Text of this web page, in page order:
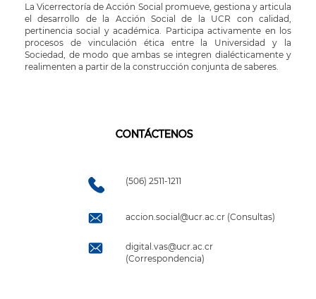
La Vicerrectoría de Acción Social promueve, gestiona y articula
el desarrollo de la Acción Social de la UCR con calidad,
pertinencia social y académica. Participa activamente en los
procesos de vinculación ética entre la Universidad y la
Sociedad, de modo que ambas se integren dialécticamente y
realimenten a partir de la construcción conjunta de saberes.
CONTÁCTENOS
(506) 2511-1211
accion.social@ucr.ac.cr (Consultas)
digital.vas@ucr.ac.cr
(Correspondencia)